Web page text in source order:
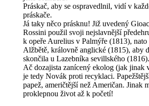
Práskač, aby se ospravedlnil, vidí v
práskače.
Já taky něco prásknu! Již uvedený
Rossini použil svoji nejslavnější
k opeře Aurelius v Palmýře (1813), nato
Alžbětě, královně anglické (1815), aby
skončila u Lazebníka sevillského (1816).
Ač dozajista zanícený ekolog (jak jinak
je tedy Novák proti recyklaci.
papež, američtější než Američan. Jinak
proklepnou život až k početí!